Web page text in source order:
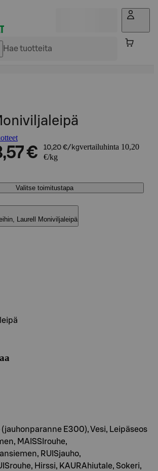
€ 10,20 €/kgvertailuhinta 10,20
€/kg
Valitse toimitustapa
Laurell Moniviljaleipä
E300), Vesi, Leipäseos
MAISSIrouhe,
RUISjauho,
Hirssi, KAURAhiutale, Sokeri,